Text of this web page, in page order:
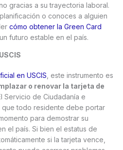
gracias a su trayectoria laboral.
o conoces a alguien
cómo obtener la Green Card
futuro estable en el país.
en USCIS , este instrumento es
o renovar la tarjeta de
Servicio de Ciudadanía e
que todo residente debe portar
para demostrar su
el país. Si bien el estatus de
si la tarjeta vence,